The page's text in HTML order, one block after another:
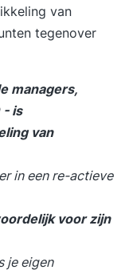
van
tegenover
managers,
- is
van
in een re-actieve
voor zijn
je eigen